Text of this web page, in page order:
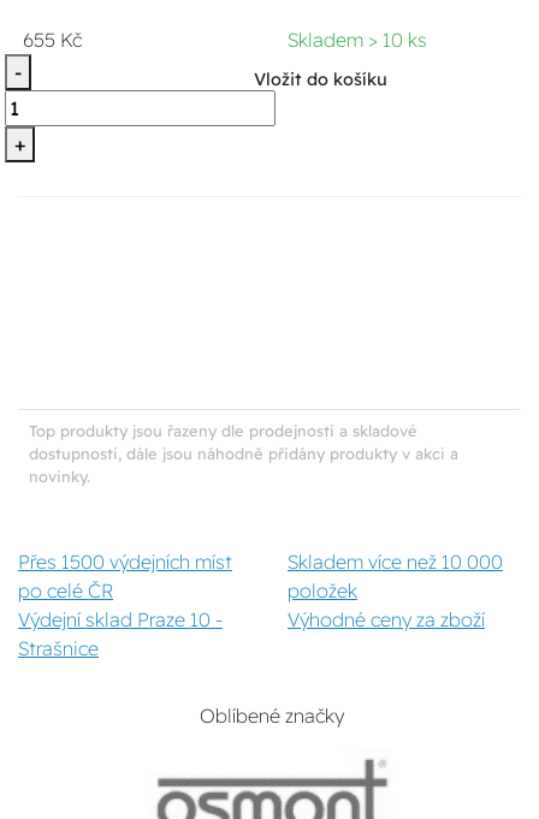
655 Kč
Skladem > 10 ks
-
+
Vložit do košíku
Top produkty jsou řazeny dle prodejnosti a skladové
dostupnosti, dále jsou náhodně přidány produkty v akci a
novinky.
Přes 1500 výdejních míst
po celé ČR
Skladem více než 10 000
položek
Výdejní sklad Praze 10 -
Strašnice
Výhodné ceny za zboží
Oblíbené značky